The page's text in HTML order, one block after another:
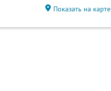
Показать на карте